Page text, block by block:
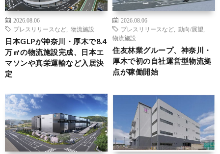
2026.08.06
プレスリリースなど
物流施設
日本GLPが神奈川・厚木で8.4
万㎡の物流施設完成、日本エ
マソンや真栄運輸など入居決
定
2026.08.06
プレスリリースなど
動向/展望
物流施設
住友林業グループ、神奈川・
厚木で初の自社運営型物流拠
点が稼働開始